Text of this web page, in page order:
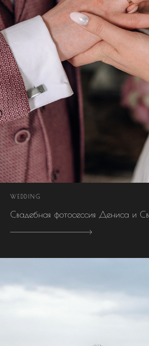
WEDDING
Свадебная фотосессия Дениса и